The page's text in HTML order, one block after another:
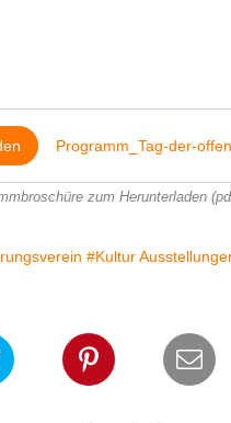
zum Herunterladen
#Kultur